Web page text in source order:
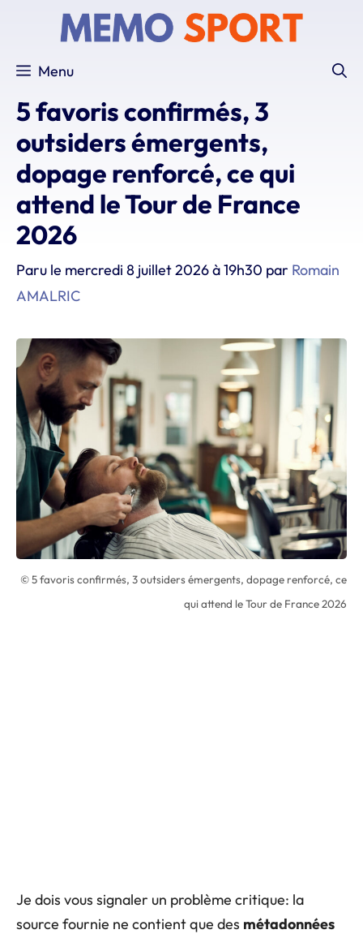
Menu
5 favoris confirmés, 3
outsiders émergents,
dopage renforcé, ce qui
attend le Tour de France
2026
Paru le mercredi 8 juillet 2026 à 19h30 par Romain
AMALRIC
© 5 favoris confirmés, 3 outsiders émergents, dopage renforcé, ce
qui attend le Tour de France 2026
Je dois vous signaler un problème critique: la
source fournie ne contient que des métadonnées